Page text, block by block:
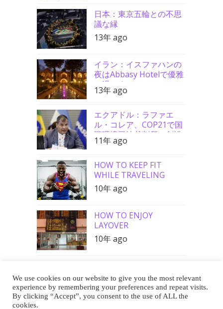
日本：東京五輪との不思
議な縁
13年 ago
イラン：イスファハンの
夜はAbbasy Hotelで優雅
に過ごす
13年 ago
エクアドル：ラファエ
ル・コレア、COP21で国
際環境司法裁判所の創設
を要請
11年 ago
HOW TO KEEP FIT
WHILE TRAVELING
10年 ago
HOW TO ENJOY
LAYOVER
10年 ago
Buy Me a Coffee
We use cookies on our website to give you the most relevant
experience by remembering your preferences and repeat visits.
By clicking “Accept”, you consent to the use of ALL the
cookies.